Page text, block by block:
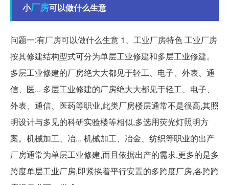
小厂房可以做什么生意
问题一:有厂房可以做什么生意 1、工业厂房特色 工业厂房
按其修建结构型式可分为单层工业修建和多层工业修建。
多层工业修建的厂房绝大大都见于轻工、电子、外表、通
信、医... 多层工业修建的厂房绝大大都见于轻工、电子、
外表、通信、医药等职业,此类厂房楼层通常不是很高,其照
明设计与多见的科研实验楼等相似,多选用荧光灯照明方
案。机械加工、冶... 机械加工、冶金、纺织等职业的出产
厂房通常为单层工业修建,而且依据出产的需求,更多的是多
跨度单层工业厂房,即紧挨着平行安置的多跨度厂房,各跨跨